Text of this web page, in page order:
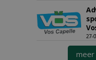
27-
meer